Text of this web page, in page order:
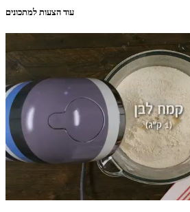
עוד הצעות למתכונים